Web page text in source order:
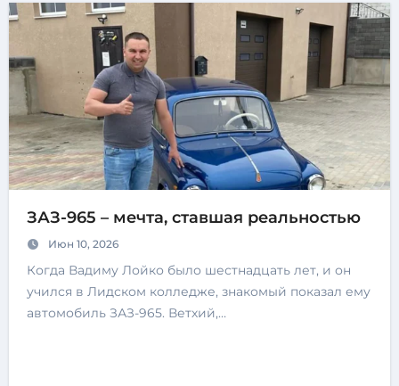
ЗАЗ-965 – мечта, ставшая реальностью
Июн 10, 2026
Когда Вадиму Лойко было шестнадцать лет, и он
учился в Лидском колледже, знакомый показал ему
автомобиль ЗАЗ-965. Ветхий,…